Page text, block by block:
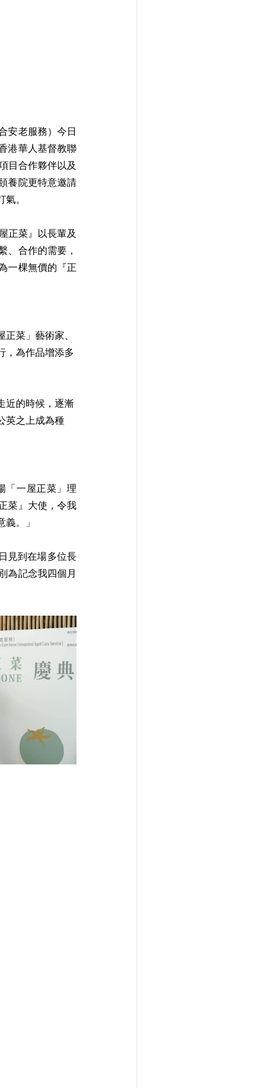
安老服務）今日
港華人基督教聯
目合作夥伴以及
養院更特意邀請
。
正菜』以長輩及
、合作的需要，
一棵無價的『正
菜」藝術家、
，為作品增添多
近的時候，逐漸
英之上成為種
「一屋正菜」理
菜』大使，令我
。」
見到在場多位長
為記念我四個月